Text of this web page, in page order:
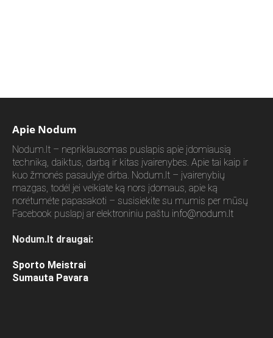
Apie Nodum
Nodum.lt – nepriklausomas puslapis apie įdomiausią
techniką, daiktus, darbą ir kitas įvairenybes. Apie tai kaip ir
kuo žmonės pasaulyje dirba. Nodum.lt – įvairenybių
mazgas, todėl jei veikiate ką nors įdomaus, apie ką
norėtumėte papasakoti – susisiekite su mumis per mūsų
Facebook puslapį ar elektroniniu paštu info@nodum.lt
Nodum.lt draugai:
Sporto Meistrai
Sumauta Pavara